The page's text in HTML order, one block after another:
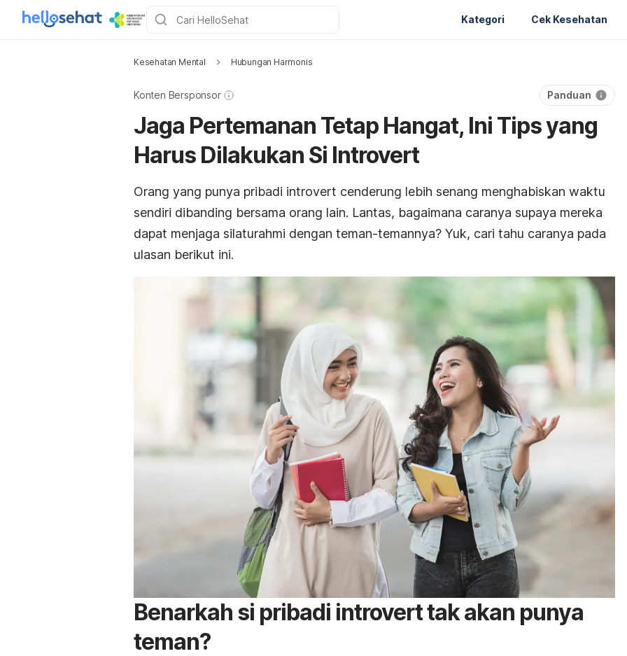
Kategori Cek Kesehatan
Kesehatan Mental Hubungan Harmonis
Konten Bersponsor Panduan
Jaga Pertemanan Tetap Hangat, Ini Tips yang
Harus Dilakukan Si Introvert
Orang yang punya pribadi introvert cenderung lebih senang menghabiskan waktu
sendiri dibanding bersama orang lain. Lantas, bagaimana caranya supaya mereka
dapat menjaga silaturahmi dengan teman-temannya? Yuk, cari tahu caranya pada
ulasan berikut ini.
Benarkah si pribadi introvert tak akan punya
teman?